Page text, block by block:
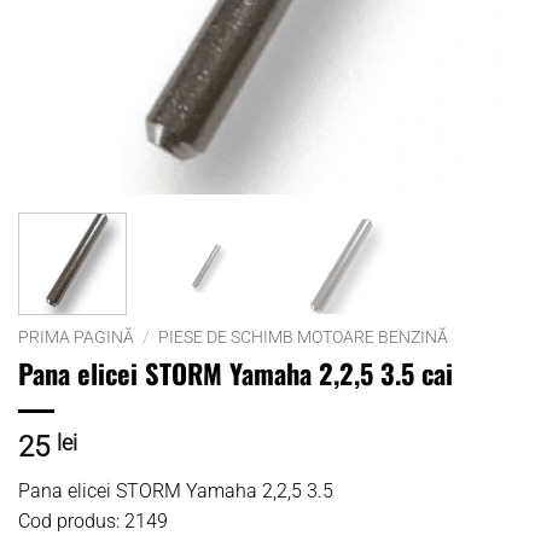
PRIMA PAGINĂ / PIESE DE SCHIMB MOTOARE BENZINĂ
Pana elicei STORM Yamaha 2,2,5 3.5 cai
25 lei
Pana elicei STORM Yamaha 2,2,5 3.5
Cod produs: 2149